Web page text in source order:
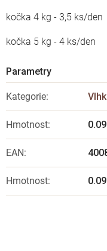
kočka 4 kg - 3,5 ks/den
kočka 5 kg - 4 ks/den
Kategorie:
Hmotnost:
EAN:
Hmotnost: